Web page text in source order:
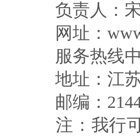
负责人：
网址：
服务热线中
地址：江苏
邮编：
注：我行可